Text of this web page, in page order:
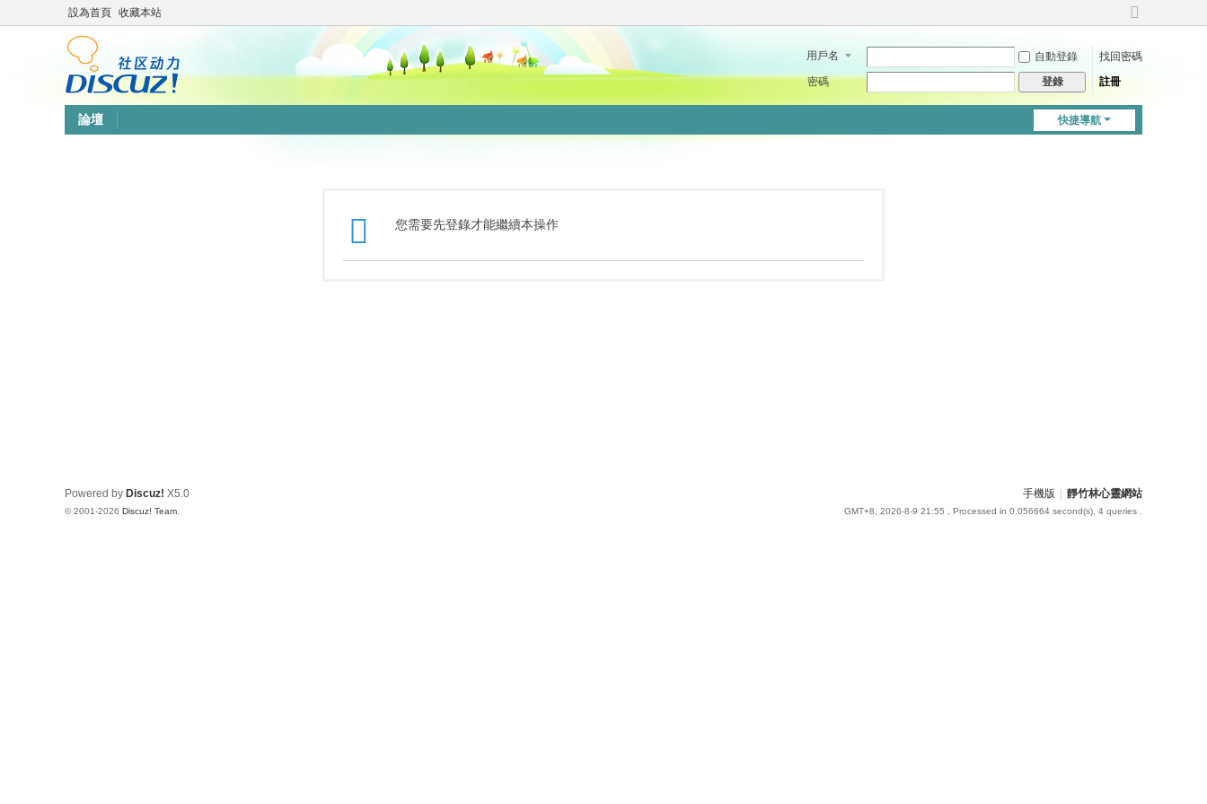
設為首頁 收藏本站
切
到
用戶名 自動登錄
找回密碼
密碼
登錄 註冊
快捷導航
論壇
您需要先登錄才能繼續本操作
手機版 靜竹林心靈網站
GMT+8, 2026-8-9 21:55 , Processed in 0.056664 second(s), 4 queries .
Powered by Discuz! X5.0
© 2001-2026 Discuz! Team